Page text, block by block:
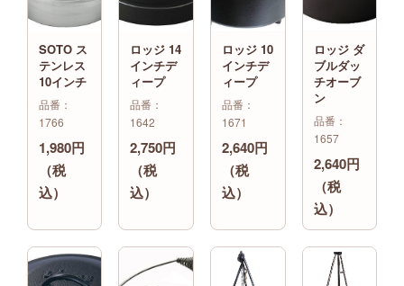
SOTO ス
テンレス
10インチ
品番：
1766
1,980円
（税
込）
ロッジ 14
インチデ
ィープ
品番：
1642
2,750円
（税
込）
ロッジ 10
インチデ
ィープ
品番：
1671
2,640円
（税
込）
ロッジ ダ
ブルダッ
チオーブ
ン
品番：
1657
2,640円
（税
込）